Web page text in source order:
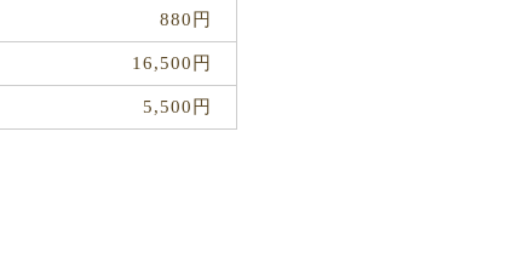
880円
16,500円
5,500円